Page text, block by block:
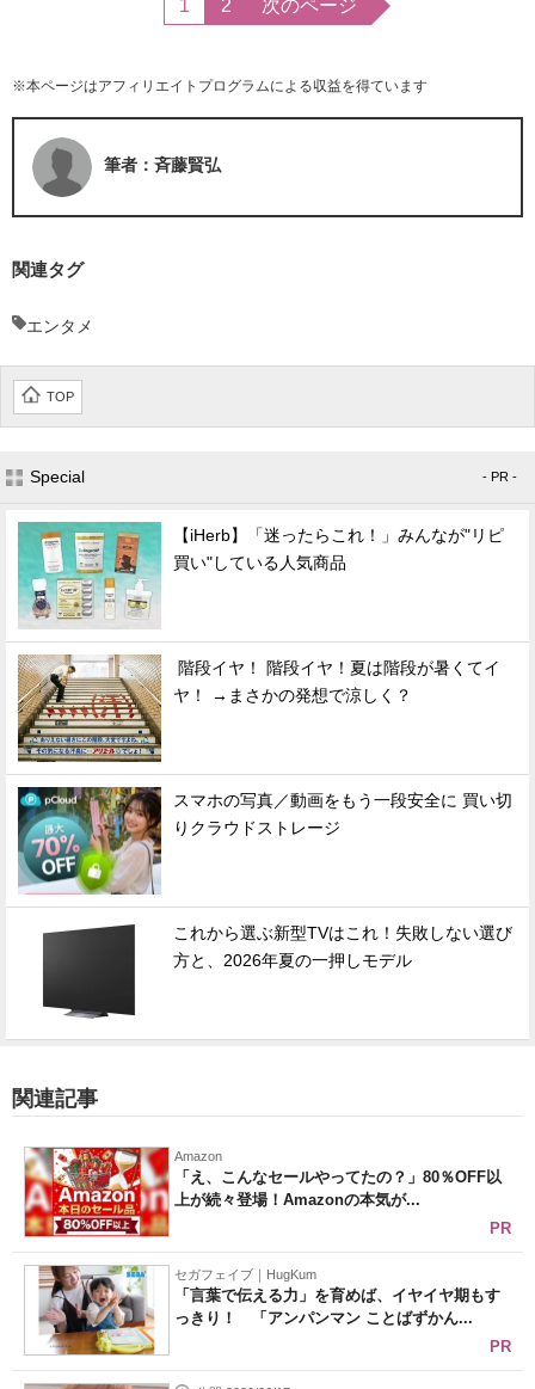
1 2 次のページ
※本ページはアフィリエイトプログラムによる収益を得ています
筆者：斉藤賢弘
関連タグ
エンタメ
TOP
Special - PR -
【iHerb】「迷ったらこれ！」みんなが"リピ
買い"している人気商品
階段イヤ！ 階段イヤ！夏は階段が暑くてイ
ヤ！ →まさかの発想で涼しく？
スマホの写真／動画をもう一段安全に 買い切
りクラウドストレージ
これから選ぶ新型TVはこれ！失敗しない選び
方と、2026年夏の一押しモデル
関連記事
Amazon
「え、こんなセールやってたの？」80％OFF以
上が続々登場！Amazonの本気が...
PR
セガフェイブ｜HugKum
「言葉で伝える力」を育めば、イヤイヤ期もす
っきり！ 「アンパンマン ことばずかん...
PR